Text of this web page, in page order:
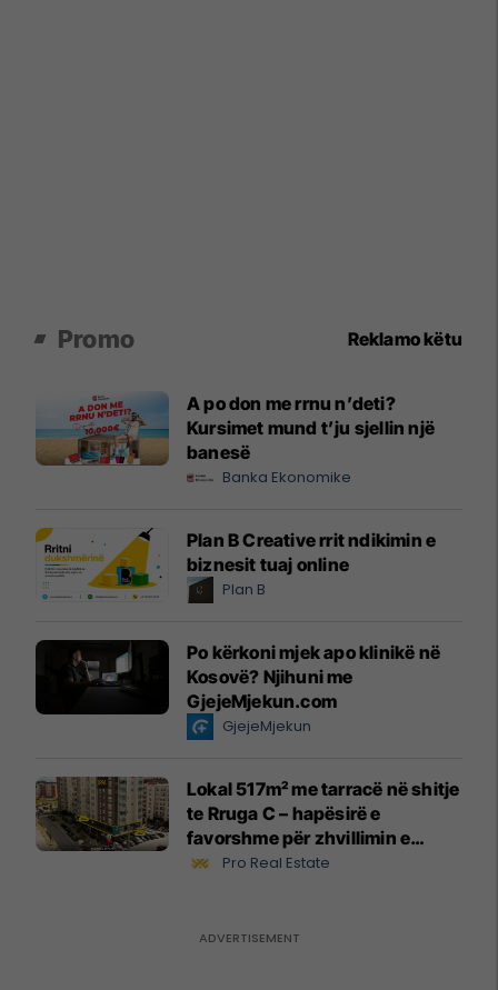
Promo Reklamo këtu
A po don me rrnu n’deti?
Kursimet mund t’ju sjellin një
banesë
Banka Ekonomike
Plan B Creative rrit ndikimin e
biznesit tuaj online
Plan B
Po kërkoni mjek apo klinikë në
Kosovë? Njihuni me
GjejeMjekun.com
GjejeMjekun
Lokal 517m² me tarracë në shitje
te Rruga C – hapësirë e
favorshme për zhvillimin e
biznesit #15796
Pro Real Estate